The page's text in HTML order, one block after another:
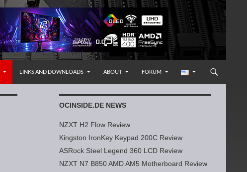
LINKS AND DOWNLOADS ABOUT FORUM
OCINSIDE.DE NEWS
NZXT H2 Flow Review
Kingston IronKey Keypad 200C Review
ASRock Steel Legend 360 LCD Review
NZXT N7 B850 AMD AM5 Motherboard Review